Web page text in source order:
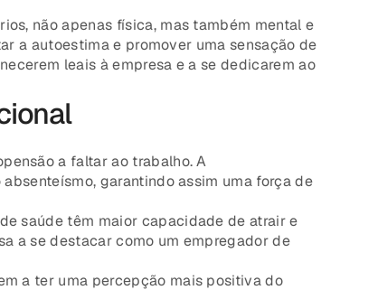
não apenas física, mas também mental e
a autoestima e promover uma sensação de
leais à empresa e a se dedicarem ao
a faltar ao trabalho. A
garantindo assim uma força de
saúde têm maior capacidade de atrair e
a se destacar como um empregador de
a ter uma percepção mais positiva do